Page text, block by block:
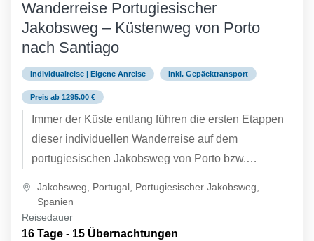
Wanderreise Portugiesischer
Jakobsweg – Küstenweg von Porto
nach Santiago
Individualreise | Eigene Anreise Inkl. Gepäcktransport
Preis ab 1295.00 €
Immer der Küste entlang führen die ersten Etappen
dieser individuellen Wanderreise auf dem
portugiesischen Jakobsweg von Porto bzw.
Unterwegs...
Jakobsweg, Portugal, Portugiesischer Jakobsweg,
Spanien
Reisedauer
16 Tage - 15 Übernachtungen